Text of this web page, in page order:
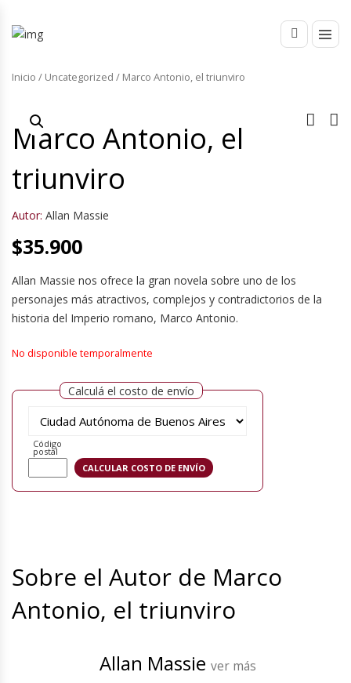
Inicio / Uncategorized / Marco Antonio, el triunviro
Marco Antonio, el
triunviro
Autor: Allan Massie
$35.900
Allan Massie nos ofrece la gran novela sobre uno de los
personajes más atractivos, complejos y contradictorios de la
historia del Imperio romano, Marco Antonio.
No disponible temporalmente
Calculá el costo de envío
Código
postal
Sobre el Autor de Marco
Antonio, el triunviro
Allan Massie ver más